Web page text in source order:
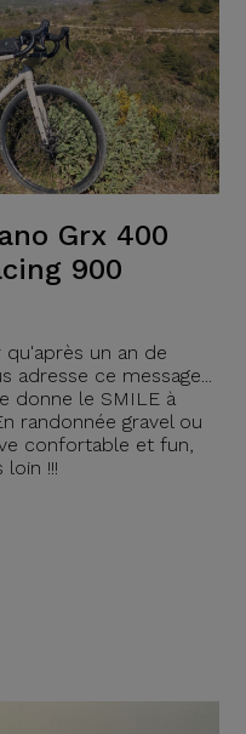
Grx 400
900
un an de
adresse ce message...
donne le SMILE à
randonnée gravel ou
confortable et fun,
!!!